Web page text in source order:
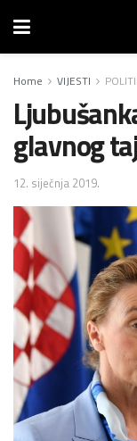
Home VIJESTI
glavnog
12. siječnja 2019.